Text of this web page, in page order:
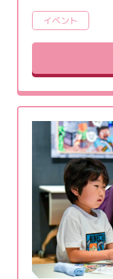
イベント